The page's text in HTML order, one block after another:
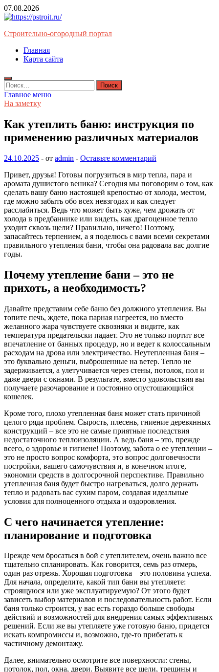
Перейти
к
07.08.2026
Строительно-огородный портал
Главная
Карта сайта
Найти:
Главное меню
На заметку
Как утеплить баню: инструкция по
применению различных материалов
24.10.2025 - от admin - Оставьте комментарий
Привет, друзья! Готовы погрузиться в мир тепла, пара и
аромата душистого веника? Сегодня мы поговорим о том, как
сделать вашу баню настоящей крепостью от холода, местом,
где можно забыть обо всех невзгодах и как следует
расслабиться. Ведь что может быть хуже, чем дрожать от
холода в предбаннике или видеть, как драгоценное тепло
уходит сквозь щели? Правильно, ничего! Поэтому,
запасайтесь терпением, а я поделюсь с вами всеми секретами
правильного утепления бани, чтобы она радовала вас долгие
годы.
Почему утепление бани – это не
прихоть, а необходимость?
Давайте представим себе баню без должного утепления. Вы
топите печь, ждете, пока парная нагреется, но вместо
желанного жара чувствуете сквозняки и видите, как
температура предательски падает. Это не только портит все
впечатление от банных процедур, но и ведет к колоссальным
расходам на дрова или электричество. Неутепленная баня –
это буквально деньги, выброшенные на ветер. Тепло не
задерживается, а улетучивается через стены, потолок, пол и
даже двери с окнами. В результате, вместо удовольствия вы
получаете разочарование и постоянно опустошающийся
кошелек.
Кроме того, плохо утепленная баня может стать причиной
целого ряда проблем. Сырость, плесень, гниение деревянных
конструкций – все это не самые приятные последствия
недостаточного теплоизоляции. А ведь баня – это, прежде
всего, о здоровье и гигиене! Поэтому, забота о ее утеплении –
это не просто вопрос комфорта, это вопрос долговечности
постройки, вашего самочувствия и, в конечном итоге,
экономии средств в долгосрочной перспективе. Правильно
утепленная баня будет быстро нагреваться, долго держать
тепло и радовать вас сухим паром, создавая идеальные
условия для полноценного отдыха и оздоровления.
С чего начинается утепление:
планирование и подготовка
Прежде чем бросаться в бой с утеплителем, очень важно все
тщательно спланировать. Как говорится, семь раз отмерь,
один раз отрежь. Хорошая подготовка – это половина успеха.
Для начала, определите, какой тип бани вы утепляете:
строящуюся или уже эксплуатируемую? От этого будет
зависеть выбор материалов и последовательность работ. Если
баня только строится, у вас есть гораздо больше свободы
действий и возможностей для внедрения самых эффективных
решений. Если же вы утепляете уже готовую баню, придется
искать компромиссы и, возможно, где-то прибегать к
частичному демонтажу.
Далее, внимательно осмотрите все поверхности: стены,
потолок, пол, окна, двери. Выявите все щели, трещины и